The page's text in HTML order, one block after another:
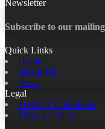
Newsletter
Subscribe to our
Quick Links
Home
About Us
News
Legal
Terms & Conditions
Privacy Policy